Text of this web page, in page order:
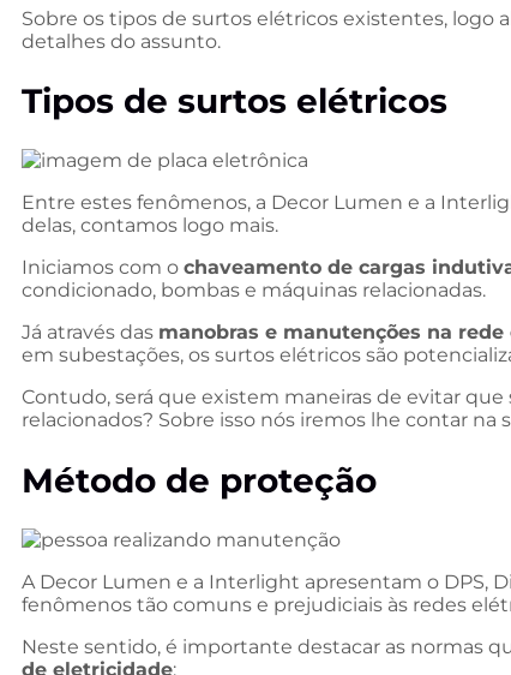
Sobre os tipos de surtos elétricos existentes, logo
detalhes do assunto.
Tipos de surtos elétricos
Entre estes fenômenos, a Decor Lumen e a
delas, contamos logo mais.
Iniciamos com o chaveamento de cargas
condicionado, bombas e máquinas relacionadas.
Já através das manobras e manutenções na rede
em subestações, os surtos elétricos são
Contudo, será que existem maneiras de evitar
relacionados? Sobre isso nós iremos lhe contar na
Método de proteção
A Decor Lumen e a Interlight apresentam o DPS,
fenômenos tão comuns e prejudiciais às redes
Neste sentido, é importante destacar as normas
de eletricidade: